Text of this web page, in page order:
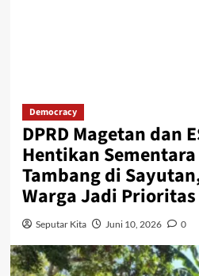
Democracy
DPRD Magetan dan
Hentikan
Tambang di
Warga Jadi Prioritas
Seputar Kita Juni 10, 2026 0